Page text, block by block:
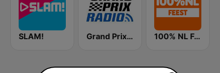
SLAM! Grand Prix Radio 100% NL Feest